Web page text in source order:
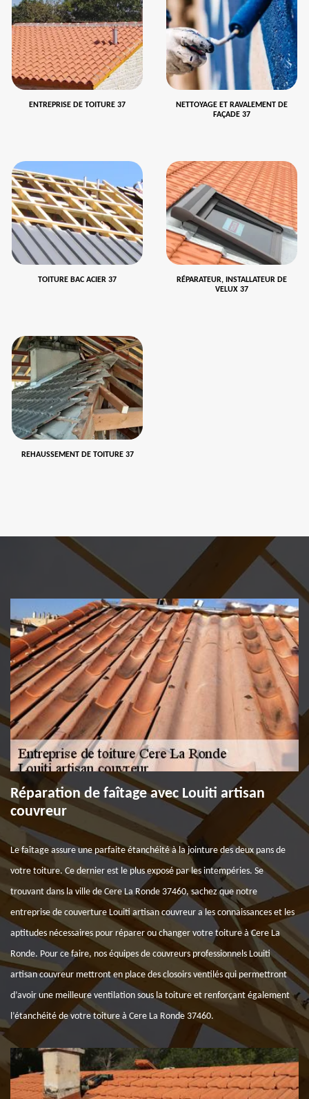
ENTREPRISE DE TOITURE 37
NETTOYAGE ET RAVALEMENT DE
FAÇADE 37
TOITURE BAC ACIER 37
RÉPARATEUR, INSTALLATEUR DE
VELUX 37
REHAUSSEMENT DE TOITURE 37
Réparation de faîtage avec Louiti artisan
couvreur
Le faîtage assure une parfaite étanchéité à la jointure des deux pans de
votre toiture. Ce dernier est le plus exposé par les intempéries. Se
trouvant dans la ville de Cere La Ronde 37460, sachez que notre
entreprise de couverture Louiti artisan couvreur a les connaissances et les
aptitudes nécessaires pour réparer ou changer votre toiture à Cere La
Ronde. Pour ce faire, nos équipes de couvreurs professionnels Louiti
artisan couvreur mettront en place des closoirs ventilés qui permettront
d’avoir une meilleure ventilation sous la toiture et renforçant également
l’étanchéité de votre toiture à Cere La Ronde 37460.